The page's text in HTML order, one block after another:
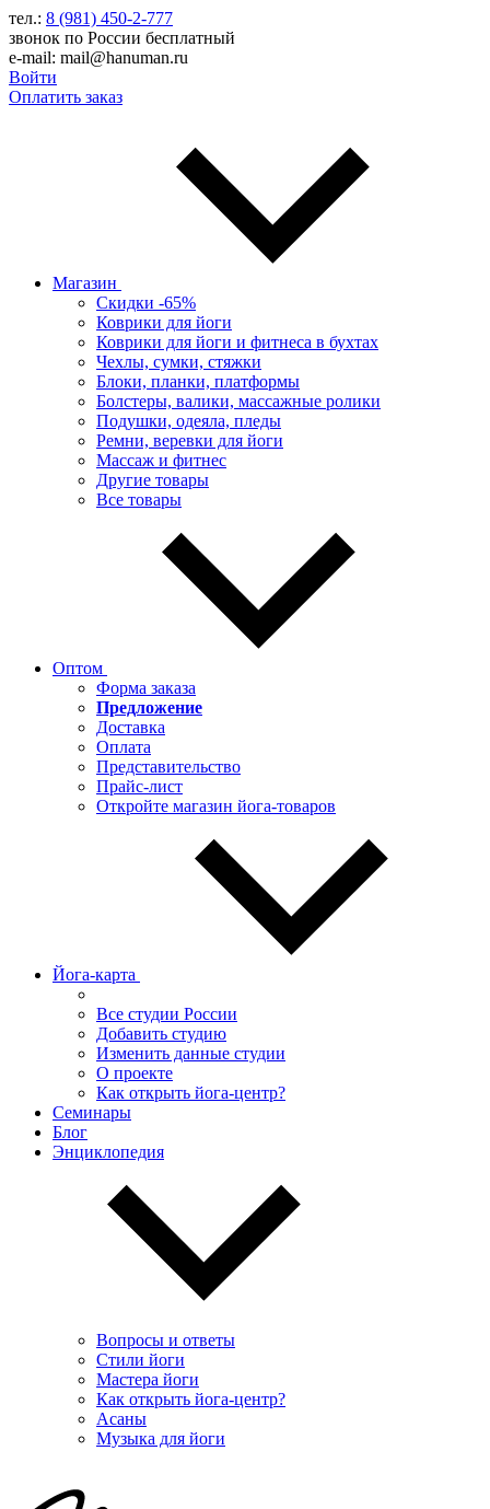
тел.: 8 (981) 450-2-777
звонок по России бесплатный
e-mail: mail@hanuman.ru
Войти
Оплатить заказ
Магазин
Скидки -65%
Коврики для йоги
Коврики для йоги и фитнеса в бухтах
Чехлы, сумки, стяжки
Блоки, планки, платформы
Болстеры, валики, массажные ролики
Подушки, одеяла, пледы
Ремни, веревки для йоги
Массаж и фитнес
Другие товары
Все товары
Оптом
Форма заказа
Предложение
Доставка
Оплата
Представительство
Прайс-лист
Откройте магазин йога-товаров
Йога-карта
Все студии России
Добавить студию
Изменить данные студии
О проекте
Как открыть йога-центр?
Семинары
Блог
Энциклопедия
Вопросы и ответы
Стили йоги
Мастера йоги
Как открыть йога-центр?
Асаны
Музыка для йоги